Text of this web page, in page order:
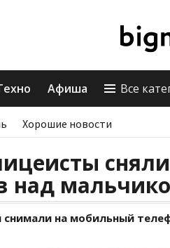
Афиша Все
Хорошие новости
над
снимали на мобильный